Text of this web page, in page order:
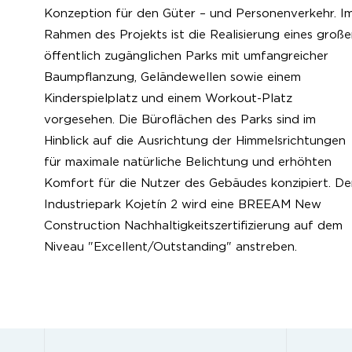
Konzeption für den Güter – und Personenverkehr.
Rahmen des Projekts ist die Realisierung eines
öffentlich zugänglichen Parks mit umfangreicher
Baumpflanzung, Geländewellen sowie einem
Kinderspielplatz und einem Workout-Platz
vorgesehen. Die Büroflächen des Parks sind im
Hinblick auf die Ausrichtung der Himmelsrichtungen
für maximale natürliche Belichtung und erhöhten
Komfort für die Nutzer des Gebäudes konzipiert.
Industriepark Kojetín 2 wird eine BREEAM New
Construction Nachhaltigkeitszertifizierung auf dem
Niveau "Excellent/Outstanding" anstreben.